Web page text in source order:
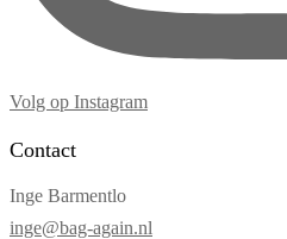
Volg op Instagram
Contact
Inge Barmentlo
inge@bag-again.nl